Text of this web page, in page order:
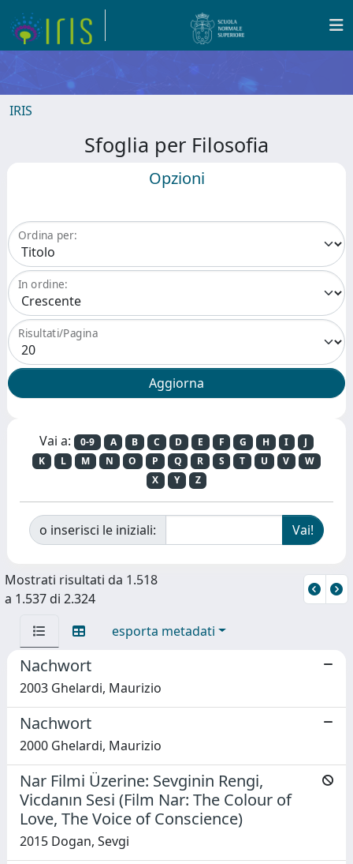
IRIS
Sfoglia per Filosofia
Opzioni
Ordina per:
In ordine:
Risultati/Pagina
Vai a: 0-9 A B C D E F G H I
J
K
L M N O P Q R S T U V
W
X
Y Z
o inserisci le iniziali:
Mostrati risultati da 1.518
a 1.537 di 2.324
esporta metadati
Nachwort
2003 Ghelardi, Maurizio
Nachwort
2000 Ghelardi, Maurizio
Nar Filmi Üzerine: Sevginin Rengi,
Vicdanın Sesi (Film Nar: The Colour of
Love, The Voice of Conscience)
2015 Dogan, Sevgi